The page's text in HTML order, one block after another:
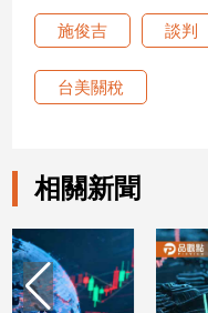
星
理
健
康/
子/
感
情
施俊吉 談判
台美關稅
相關新聞